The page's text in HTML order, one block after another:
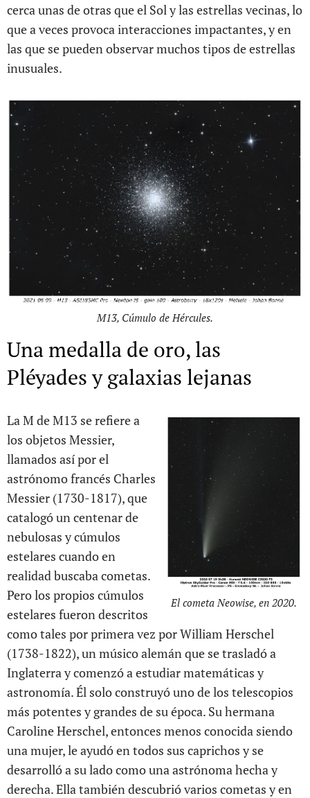
cerca unas de otras que el Sol y las estrellas vecinas, lo
que a veces provoca interacciones impactantes, y en
las que se pueden observar muchos tipos de estrellas
inusuales.
M13, Cúmulo de Hércules.
Una medalla de oro, las
Pléyades y galaxias lejanas
El cometa Neowise, en 2020.
La M de M13 se refiere a
los objetos Messier,
llamados así por el
astrónomo francés Charles
Messier (1730-1817), que
catalogó un centenar de
nebulosas y cúmulos
estelares cuando en
realidad buscaba cometas.
Pero los propios cúmulos
estelares fueron descritos
como tales por primera vez por William Herschel
(1738-1822), un músico alemán que se trasladó a
Inglaterra y comenzó a estudiar matemáticas y
astronomía. Él solo construyó uno de los telescopios
más potentes y grandes de su época. Su hermana
Caroline Herschel, entonces menos conocida siendo
una mujer, le ayudó en todos sus caprichos y se
desarrolló a su lado como una astrónoma hecha y
derecha. Ella también descubrió varios cometas y en